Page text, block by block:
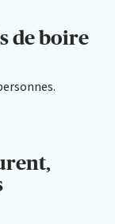
de boire